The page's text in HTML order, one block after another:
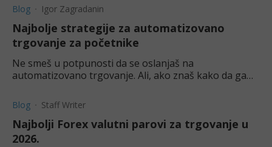
Blog Igor Zagradanin
Najbolje strategije za automatizovano
trgovanje za početnike
Ne smeš u potpunosti da se oslanjaš na
automatizovano trgovanje. Ali, ako znaš kako da ga
Blog Staff Writer
Najbolji Forex valutni parovi za trgovanje u
2026.